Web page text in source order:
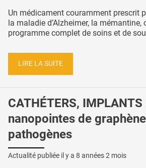
Un médicament couramment prescrit
la maladie d’Alzheimer, la
programme complet de soins et de
LIRE LA SUITE
CATHÉTERS, IMPLANTS
nanopointes de
pathogènes
Actualité publiée il y a 8 années 2 mois